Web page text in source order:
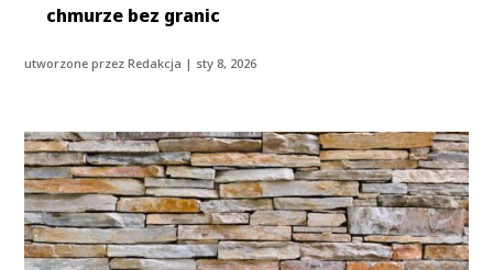
chmurze bez granic
utworzone przezRedakcja | sty 8, 2026